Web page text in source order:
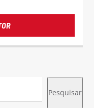
Pesquisar